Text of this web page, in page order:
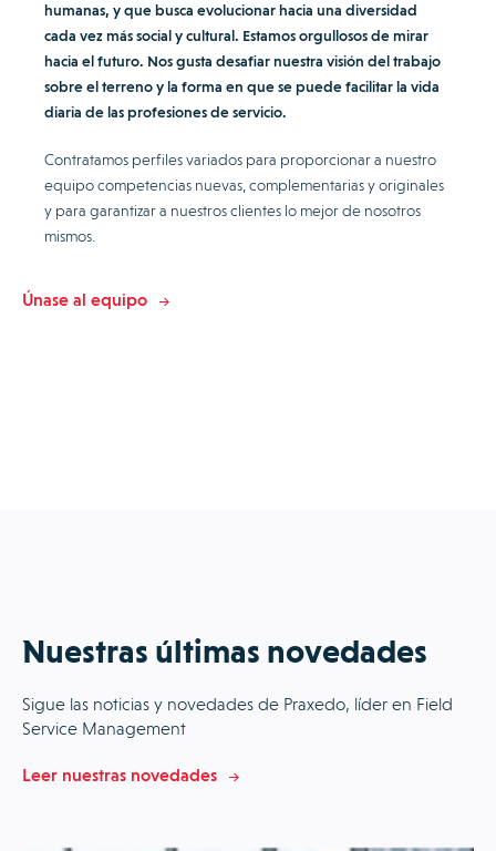
humanas, y que busca evolucionar hacia una diversidad
cada vez más social y cultural. Estamos orgullosos de mirar
hacia el futuro. Nos gusta desafiar nuestra visión del trabajo
sobre el terreno y la forma en que se puede facilitar la vida
diaria de las profesiones de servicio.
Contratamos perfiles variados para proporcionar a nuestro
equipo competencias nuevas, complementarias y originales
y para garantizar a nuestros clientes lo mejor de nosotros
mismos.
Únase al equipo
Nuestras últimas novedades
Sigue las noticias y novedades de Praxedo, líder en Field
Service Management
Leer nuestras novedades